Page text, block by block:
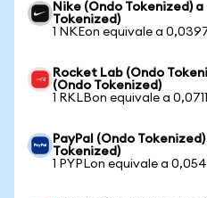
Nike (Ondo Tokenized)
Tokenized)
1 NKEon equivale a
Rocket Lab (Ondo
(Ondo Tokenized)
1 RKLBon equivale a
PayPal (Ondo
Tokenized)
1 PYPLon equivale a